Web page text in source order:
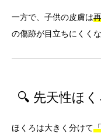
一方で、子供の皮膚は
の傷跡が目立ちにくく
🔍 先天性ほ
ほくろは大きく分けて